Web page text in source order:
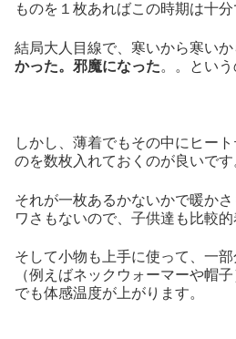
ものを１枚あればこの時期は十分
結局大人目線で、寒いから寒い
かった。邪魔になった。。という
しかし、薄着でもその中にヒー
のを数枚入れておくのが良いです
それが一枚あるかないかで暖か
ワさもないので、子供達も比較的
そして小物も上手に使って、一
（例えばネックウォーマーや帽
でも体感温度が上がります。